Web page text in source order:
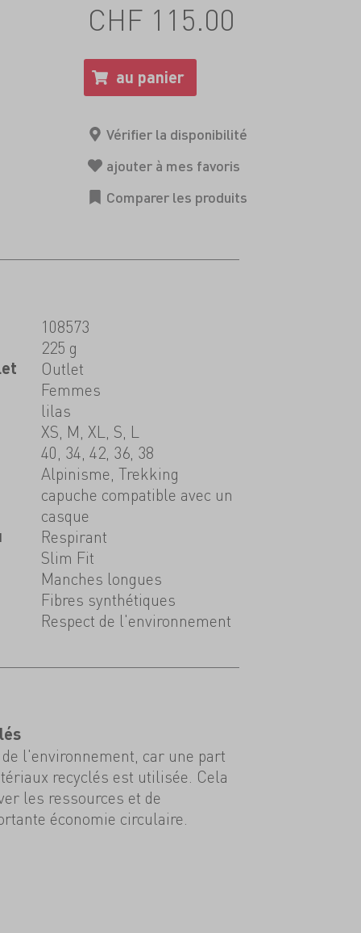
CHF 115.00
108573
225 g
Outlet
Femmes
lilas
XS, M, XL, S, L
40, 34, 42, 36, 38
Alpinisme, Trekking
capuche compatible avec un
casque
Respirant
Slim Fit
Manches longues
Fibres synthétiques
Respect de l'environnement
l'environnement, car une part
recyclés est utilisée. Cela
les ressources et de
économie circulaire.